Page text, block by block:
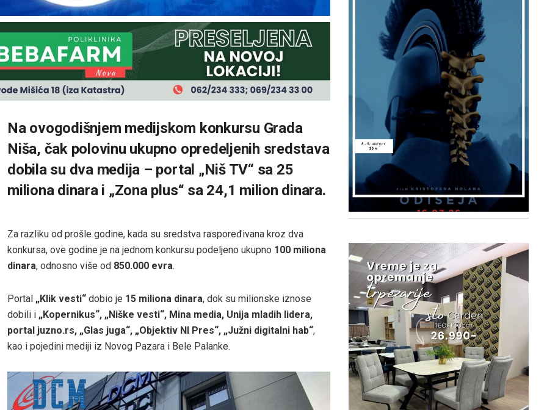
Na ovogodišnjem medijskom konkursu Grada
Niša, čak polovinu ukupno opredeljenih sredstava
dobila su dva medija – portal „Niš TV“ sa 25
miliona dinara i „Zona plus“ sa 24,1 milion dinara.
Za razliku od prošle godine, kada su sredstva raspoređivana kroz dva
konkursa, ove godine je na jednom konkursu podeljeno ukupno 100 miliona
dinara, odnosno više od 850.000 evra.
Portal „Klik vesti“ dobio je 15 miliona dinara, dok su milionske iznose
dobili i „Kopernikus“, „Niške vesti“, Mina media, Unija mladih lidera,
portal juzno.rs, „Glas juga“, „Objektiv NI Pres“, „Južni digitalni hab“,
kao i pojedini mediji iz Novog Pazara i Bele Palanke.